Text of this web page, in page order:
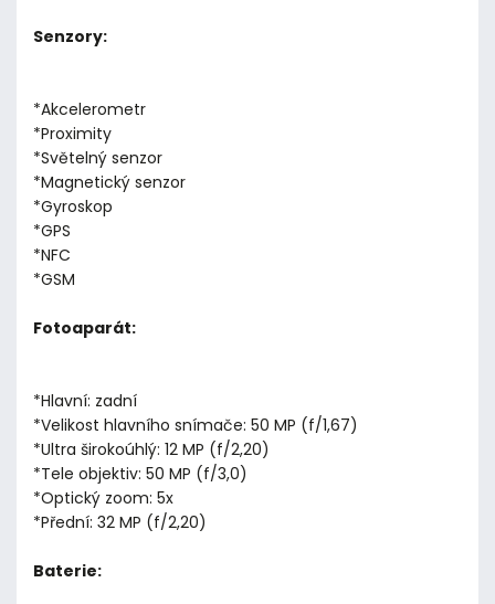
Senzory:
*Akcelerometr
*Proximity
*Světelný senzor
*Magnetický senzor
*Gyroskop
*GPS
*NFC
*GSM
Fotoaparát:
*Hlavní: zadní
*Velikost hlavního snímače: 50 MP (f/1,67)
*Ultra širokoúhlý: 12 MP (f/2,20)
*Tele objektiv: 50 MP (f/3,0)
*Optický zoom: 5x
*Přední: 32 MP (f/2,20)
Baterie: